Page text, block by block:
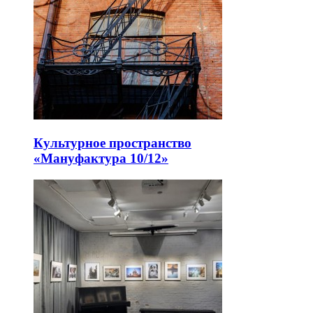
Культурное пространство
«Мануфактура 10/12»